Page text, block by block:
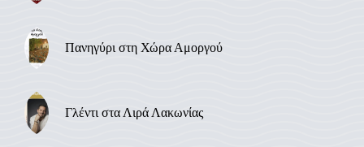
Πανηγύρι στη Χώρα Αμοργού
Γλέντι στα Λιρά Λακωνίας